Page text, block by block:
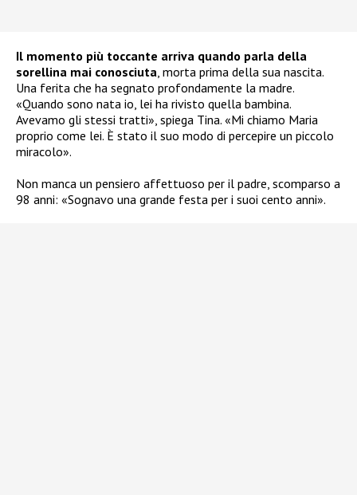
Il momento più toccante arriva quando parla della
sorellina mai conosciuta , morta prima della sua nascita.
Una ferita che ha segnato profondamente la madre.
«Quando sono nata io, lei ha rivisto quella bambina.
Avevamo gli stessi tratti», spiega Tina. «Mi chiamo Maria
proprio come lei. È stato il suo modo di percepire un piccolo
miracolo».
Non manca un pensiero affettuoso per il padre, scomparso a
98 anni: «Sognavo una grande festa per i suoi cento anni».